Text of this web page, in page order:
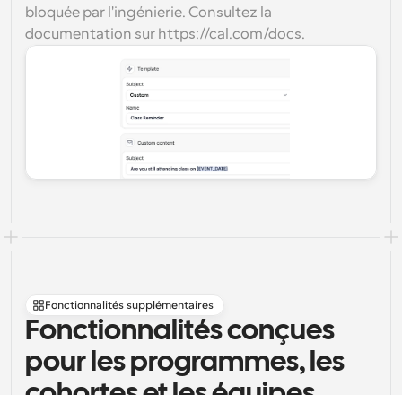
bloquée par l'ingénierie. Consultez la
documentation sur https://cal.com/docs.
Fonctionnalités supplémentaires
Fonctionnalités conçues
pour les programmes, les